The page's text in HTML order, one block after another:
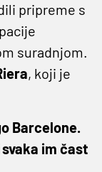
pripreme s
suradnjom.
, koji je
Barcelone.
im čast